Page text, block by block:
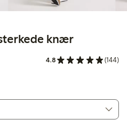
knær
4.8 (144)